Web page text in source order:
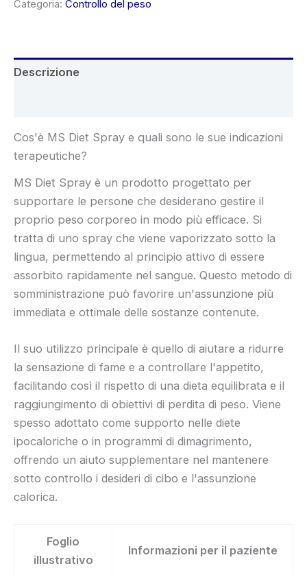
Categoria: Controllo del peso
Descrizione
Cos'è MS Diet Spray e quali sono le sue indicazioni
terapeutiche?
MS Diet Spray è un prodotto progettato per
supportare le persone che desiderano gestire il
proprio peso corporeo in modo più efficace. Si
tratta di uno spray che viene vaporizzato sotto la
lingua, permettendo al principio attivo di essere
assorbito rapidamente nel sangue. Questo metodo di
somministrazione può favorire un'assunzione più
immediata e ottimale delle sostanze contenute.
Il suo utilizzo principale è quello di aiutare a ridurre
la sensazione di fame e a controllare l'appetito,
facilitando così il rispetto di una dieta equilibrata e il
raggiungimento di obiettivi di perdita di peso. Viene
spesso adottato come supporto nelle diete
ipocaloriche o in programmi di dimagrimento,
offrendo un aiuto supplementare nel mantenere
sotto controllo i desideri di cibo e l'assunzione
calorica.
Foglio
illustrativo
Informazioni per il paziente